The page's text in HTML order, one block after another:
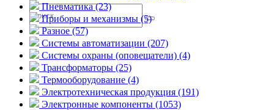
Пневматика (23)
Приборы и механизмы (5)
Разное (57)
Системы автоматизации (207)
Системы охраны (оповещатели) (4)
Трансформаторы (25)
Термооборудование (4)
Электротехническая продукция (191)
Электронные компоненты (1053)